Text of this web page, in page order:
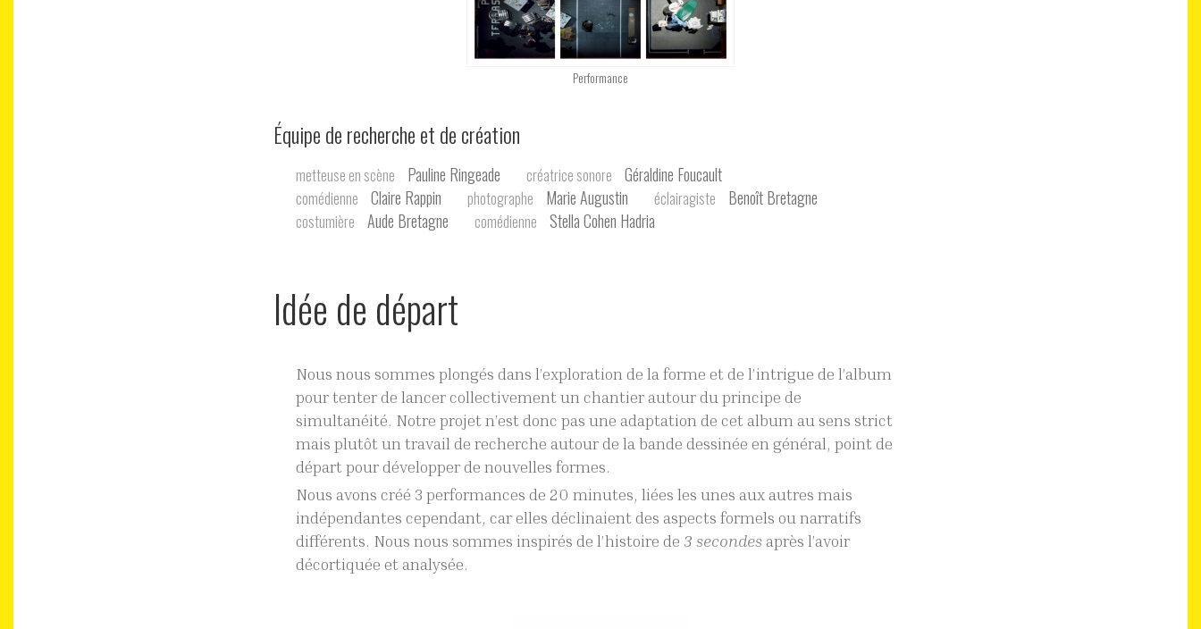
Performance
équipe de recherche et de création
metteuse en scène Pauline Ringeade créatrice sonore Géraldine Foucault
comédienne Claire Rappin photographe Marie Augustin éclairagiste Benoît Bretagne
costumière Aude Bretagne comédienne Stella Cohen Hadria
Idée de départ
Nous nous sommes plongés dans l’exploration de la forme et de l’intrigue de l’album
pour tenter de lancer collectivement un chantier autour du principe de
simultanéité. Notre projet n’est donc pas une adaptation de cet album au sens strict
mais plutôt un travail de recherche autour de la bande dessinée en général, point de
départ pour développer de nouvelles formes.
Nous avons créé 3 performances de 20 minutes, liées les unes aux autres mais
indépendantes cependant, car elles déclinaient des aspects formels ou narratifs
différents. Nous nous sommes inspirés de l’histoire de 3 secondes après l’avoir
décortiquée et analysée.